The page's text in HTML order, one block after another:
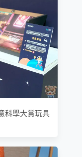
科學大賞玩具